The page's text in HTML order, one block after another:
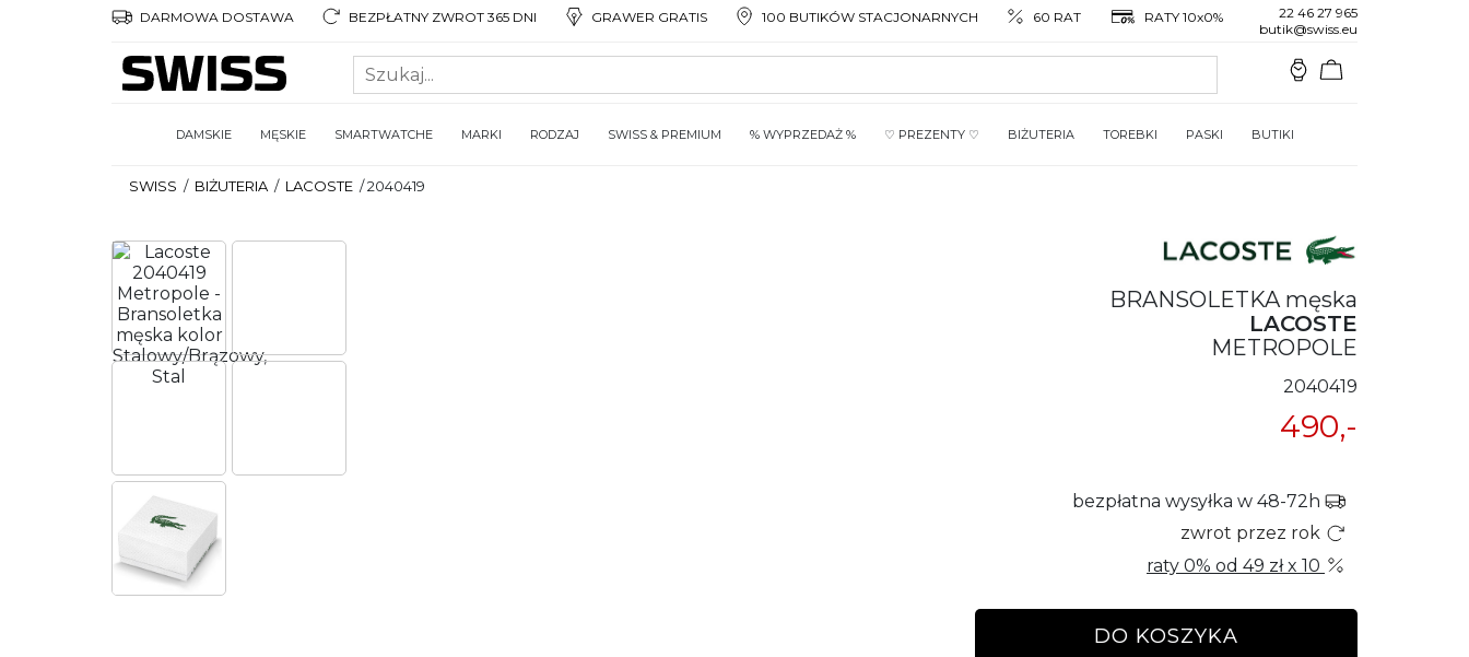
DARMOWA DOSTAWA BEZPŁATNY ZWROT 365 DNI GRAWER GRATIS 100 BUTIKÓW STACJONARNYCH 60 RAT RATY 10x0%
22 46 27 965
butik@swiss.eu
DAMSKIE MĘSKIE SMARTWATCHE MARKI RODZAJ SWISS & PREMIUM % WYPRZEDAŻ % ♡ PREZENTY ♡ BIŻUTERIA TOREBKI PASKI BUTIKI
SWISS / BIŻUTERIA / LACOSTE /2040419
BRANSOLETKA męska
LACOSTE
METROPOLE
2040419
490,-
bezpłatna wysyłka w 48-72h
zwrot przez rok
raty 0% od 49 złx 10
DO KOSZYKA